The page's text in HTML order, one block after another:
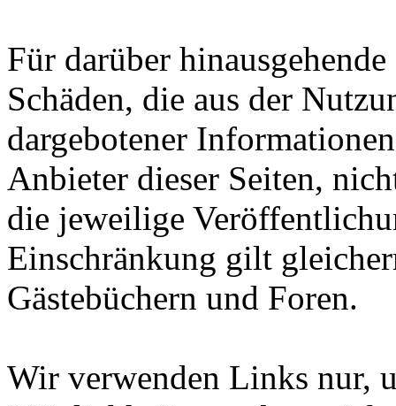
Für darüber
Schäden, die aus der
dargebotener
Anbieter dieser Seiten,
die jeweilige
Einschränkung gilt
Gästebüchern und Foren.
Wir verwenden Links nur,